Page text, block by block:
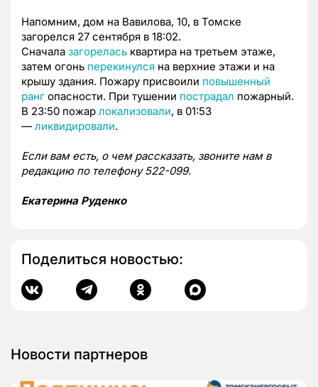
Напомним, дом на Вавилова, 10, в Томске
загорелся 27 сентября в 18:02.
Сначала загорелась квартира на третьем этаже,
затем огонь перекинулся на верхние этажи и на
крышу здания. Пожару присвоили повышенный
ранг опасности. При тушении пострадал пожарный.
В 23:50 пожар локализовали, в 01:53
— ликвидировали.
Если вам есть, о чем рассказать, звоните нам в
редакцию по телефону 522-099.
Екатерина Руденко
Поделиться новостью:
Новости партнеров